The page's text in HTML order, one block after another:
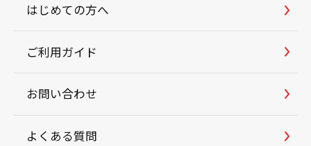
はじめての方へ
ご利用ガイド
お問い合わせ
よくある質問